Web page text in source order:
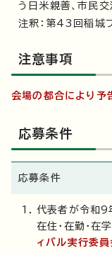
う日米親善、市民交
注釈：第43回稲城
注意事項
会場の都合により予
応募条件
応募条件
代表者が令和9
在住・在勤・在
ィバル実行委